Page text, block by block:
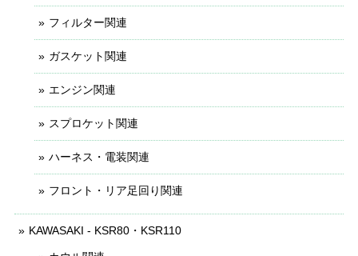
フィルター関連
ガスケット関連
エンジン関連
スプロケット関連
ハーネス・電装関連
フロント・リア足回り関連
KAWASAKI - KSR80・KSR110